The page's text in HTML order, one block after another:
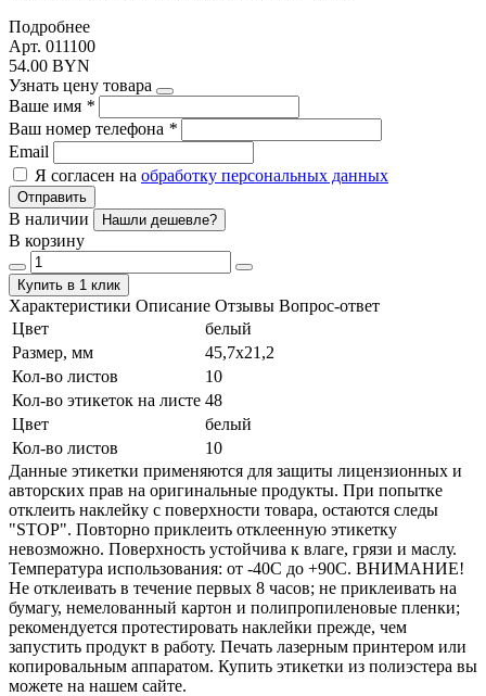
Подробнее
Арт. 011100
54.00 BYN
Узнать цену товара
Ваше имя *
Ваш номер телефона *
Email
Я согласен на обработку персональных данных
Отправить
В наличии Нашли дешевле?
В корзину
Купить в 1 клик
Характеристики Описание Отзывы Вопрос-ответ
Цвет
белый
Размер, мм
45,7х21,2
Кол-во листов
10
Кол-во этикеток на листе 48
Цвет
белый
Кол-во листов
10
Данные этикетки применяются для защиты лицензионных и
авторских прав на оригинальные продукты. При попытке
отклеить наклейку с поверхности товара, остаются следы
"STOP". Повторно приклеить отклеенную этикетку
невозможно. Поверхность устойчива к влаге, грязи и маслу.
Температура использования: от -40С до +90С. ВНИМАНИЕ!
Не отклеивать в течение первых 8 часов; не приклеивать на
бумагу, немелованный картон и полипропиленовые пленки;
рекомендуется протестировать наклейки прежде, чем
запустить продукт в работу. Печать лазерным принтером или
копировальным аппаратом. Купить этикетки из полиэстера вы
можете на нашем сайте.